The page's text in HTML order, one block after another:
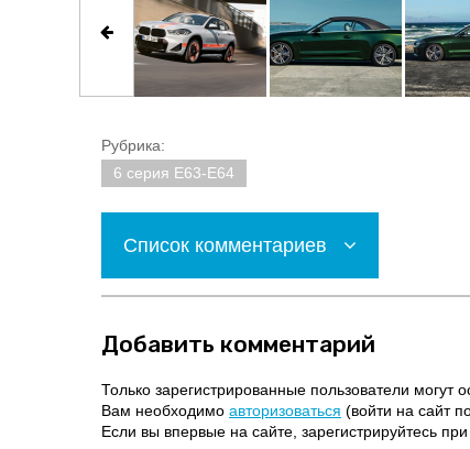
Рубрика:
6 серия E63-E64
Список комментариев
Добавить комментарий
Только зарегистрированные пользователи могут
Вам необходимо авторизоваться (войти на сайт
Если вы впервые на сайте, зарегистрируйтесь